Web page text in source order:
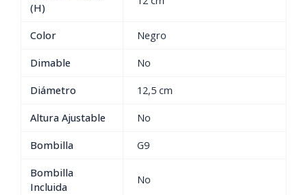
(H)
Color
Negro
Dimable
No
Diámetro
12,5 cm
Altura Ajustable
No
Bombilla
G9
Bombilla
Incluida
No